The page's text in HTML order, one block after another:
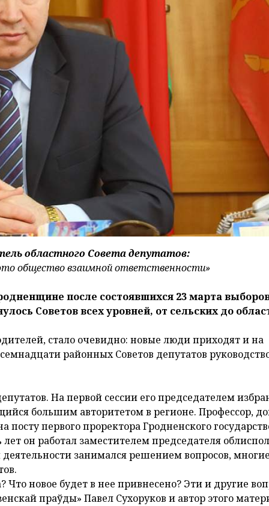
областного Совета депутатов:
общество взаимной ответственности»
после состоявшихся 23 марта
Советов всех уровней, от сельских до
стало очевидно: новые люди приходят и на
районных Советов депутатов
На первой сессии его председателем
большим авторитетом в регионе. Профессор,
первого проректора Гродненского
он работал заместителем председателя
занимался решением вопросов,
Что новое будет в нее привнесено? Эти и другие
праўды» Павел Сухоруков и автор этого